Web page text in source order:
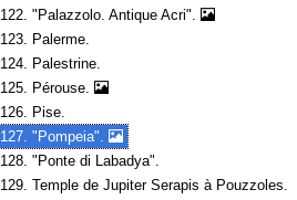
122. "Palazzolo. Antique Acri".
123. Palerme.
124. Palestrine.
125. Pérouse.
126. Pise.
127. "Pompeia".
128. "Ponte di Labadya".
129. Temple de Jupiter Serapis à Pouzzoles.